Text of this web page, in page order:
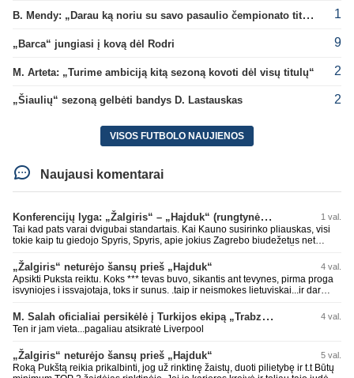
B. Mendy: „Darau ką noriu su savo pasaulio čempionato titulu“ 1
„Barca“ jungiasi į kovą dėl Rodri 9
M. Arteta: „Turime ambiciją kitą sezoną kovoti dėl visų titulų“ 2
„Šiaulių“ sezoną gelbėti bandys D. Lastauskas 2
VISOS FUTBOLO NAUJIENOS
Naujausi komentarai
Konferencijų lyga: „Žalgiris“ – „Hajduk“ (rungtynės tiesiogiai) 1 val.
Tai kad pats varai dvigubai standartais. Kai Kauno susirinko pliauskas, visi
tokie kaip tu giedojo Spyris, Spyris, apie jokius Zagrebo biudežetus net
daug didesnis. Tfu ant tokių.
„Žalgiris“ neturėjo šansų prieš „Hajduk“ 4 val.
Apsikti Puksta reiktu. Koks *** tevas buvo, sikantis ant tevynes, pirma proga
isvyniojes i issvajotaja, toks ir sunus. .taip ir neismokes lietuviskai...ir dar
laurynas ikalbins
M. Salah oficialiai persikėlė į Turkijos ekipą „Trabzonspor“ 4 val.
Ten ir jam vieta...pagaliau atsikratė Liverpool
„Žalgiris“ neturėjo šansų prieš „Hajduk“ 5 val.
Roką Pukštą reikia prikalbinti, jog už rinktinę žaistų, duoti pilietybę ir t.t Būtų